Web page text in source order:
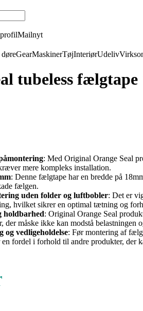
Mailnyt
GearMaskinerTøjInteriørUdeliv
tubeless
: Med Original Orange Seal
mere kompleks installation.
: Denne fælgtape har en bredde på
fælgen.
uden folder og luftbobler: Det er
hvilket sikrer en optimal tætning og
holdbarhed: Original Orange Seal
der måske ikke kan modstå belastningen
og vedligeholdelse: Før montering af
en fordel i forhold til andre produkter, der